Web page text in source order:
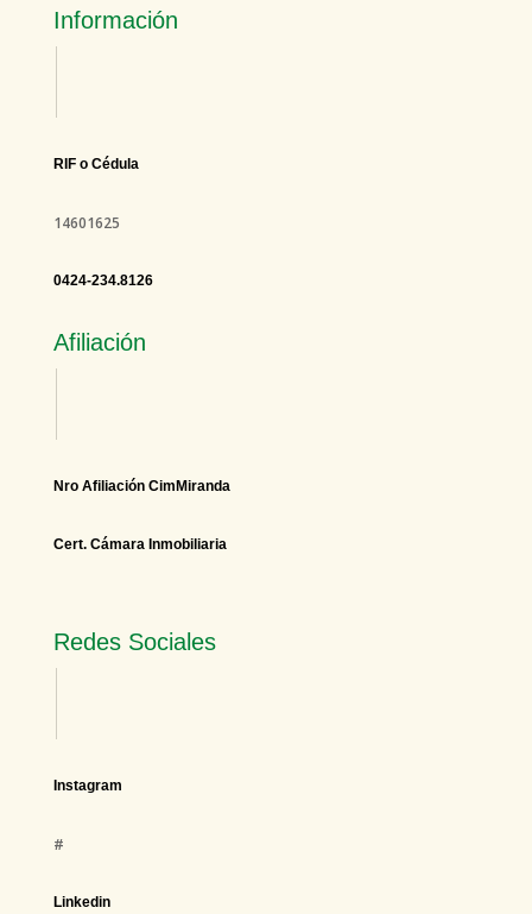
Información
RIF o Cédula
14601625
0424-234.8126
Afiliación
Nro Afiliación CimMiranda
Cert. Cámara Inmobiliaria
Redes Sociales
Instagram
#
Linkedin